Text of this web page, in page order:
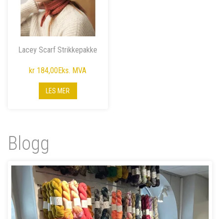
Lacey Scarf Strikkepakke
kr 184,00Eks. MVA
LES MER
Blogg